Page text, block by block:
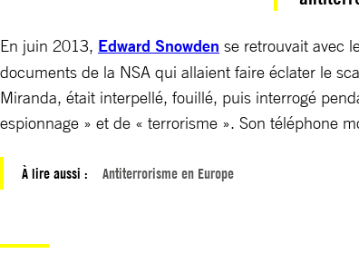
En juin 2013, Edward Snowden se retrouvait avec
documents de la NSA qui allaient faire éclater le
Miranda, était interpellé, fouillé, puis interrogé
espionnage » et de « terrorisme ». Son téléphone
À lire aussi : Antiterrorisme en Europe